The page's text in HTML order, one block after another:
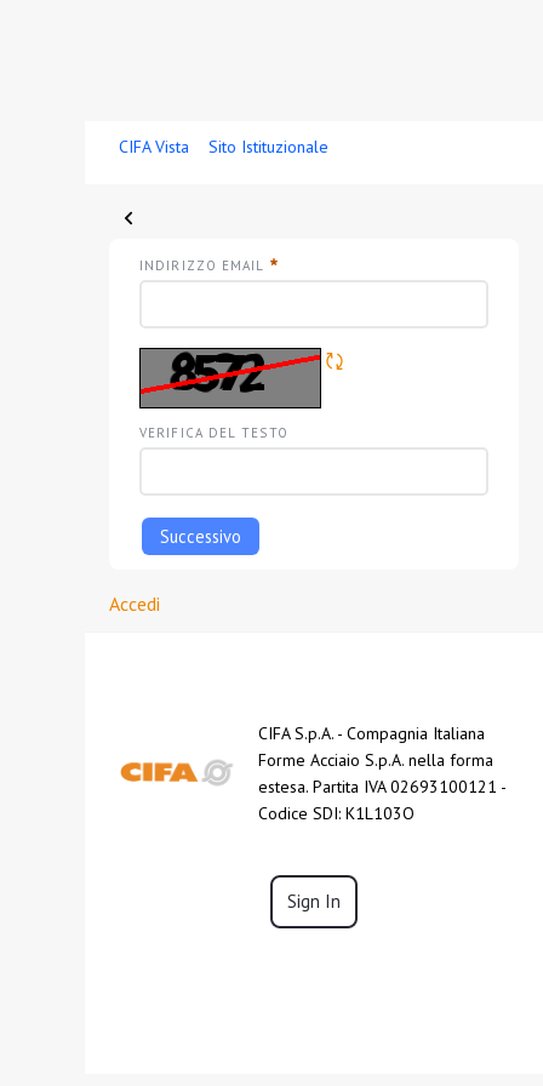
CIFA Vista Sito Istituzionale
Password Dimenticata
INDIRIZZO EMAIL
OBBLIGATORIO
VERIFICA DEL TESTO
Successivo
Accedi
CIFA S.p.A. - Compagnia Italiana
Forme Acciaio S.p.A. nella forma
estesa. Partita IVA 02693100121 -
Codice SDI: K1L103O
Sign In